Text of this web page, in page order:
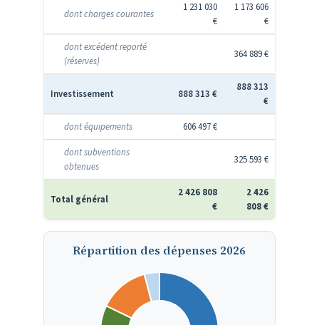
dont charges courantes
1 231 030
€
1 173 606
€
dont excédent reporté
(réserves)
364 889 €
Investissement 888 313 €
888 313
€
dont équipements
606 497 €
dont subventions
obtenues
325 593 €
Total général
2 426 808
€
2 426
808 €
Répartition des dépenses 2026